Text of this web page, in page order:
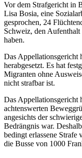
Vor dem Strafgericht in
Lisa Bosia, eine
gesprochen, 24
Schweiz, den Aufenthalt
haben.
Das Appellationsgericht
herabgesetzt. Es hat
Migranten ohne
nicht strafbar ist.
Das Appellationsgericht
achtenswerten
angesichts der
Bedrängnis war.
bedingt erlassene Strafe
die Busse von 1000